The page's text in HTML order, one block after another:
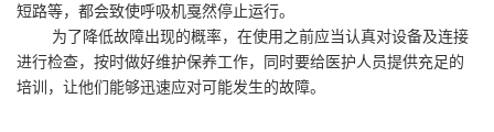
短路等，都会致使呼吸机戛然停止运行。
为了降低故障出现的概率，在使用之前应当认真对设备及连接
进行检查，按时做好维护保养工作，同时要给医护人员提供充足的
培训，让他们能够迅速应对可能发生的故障。